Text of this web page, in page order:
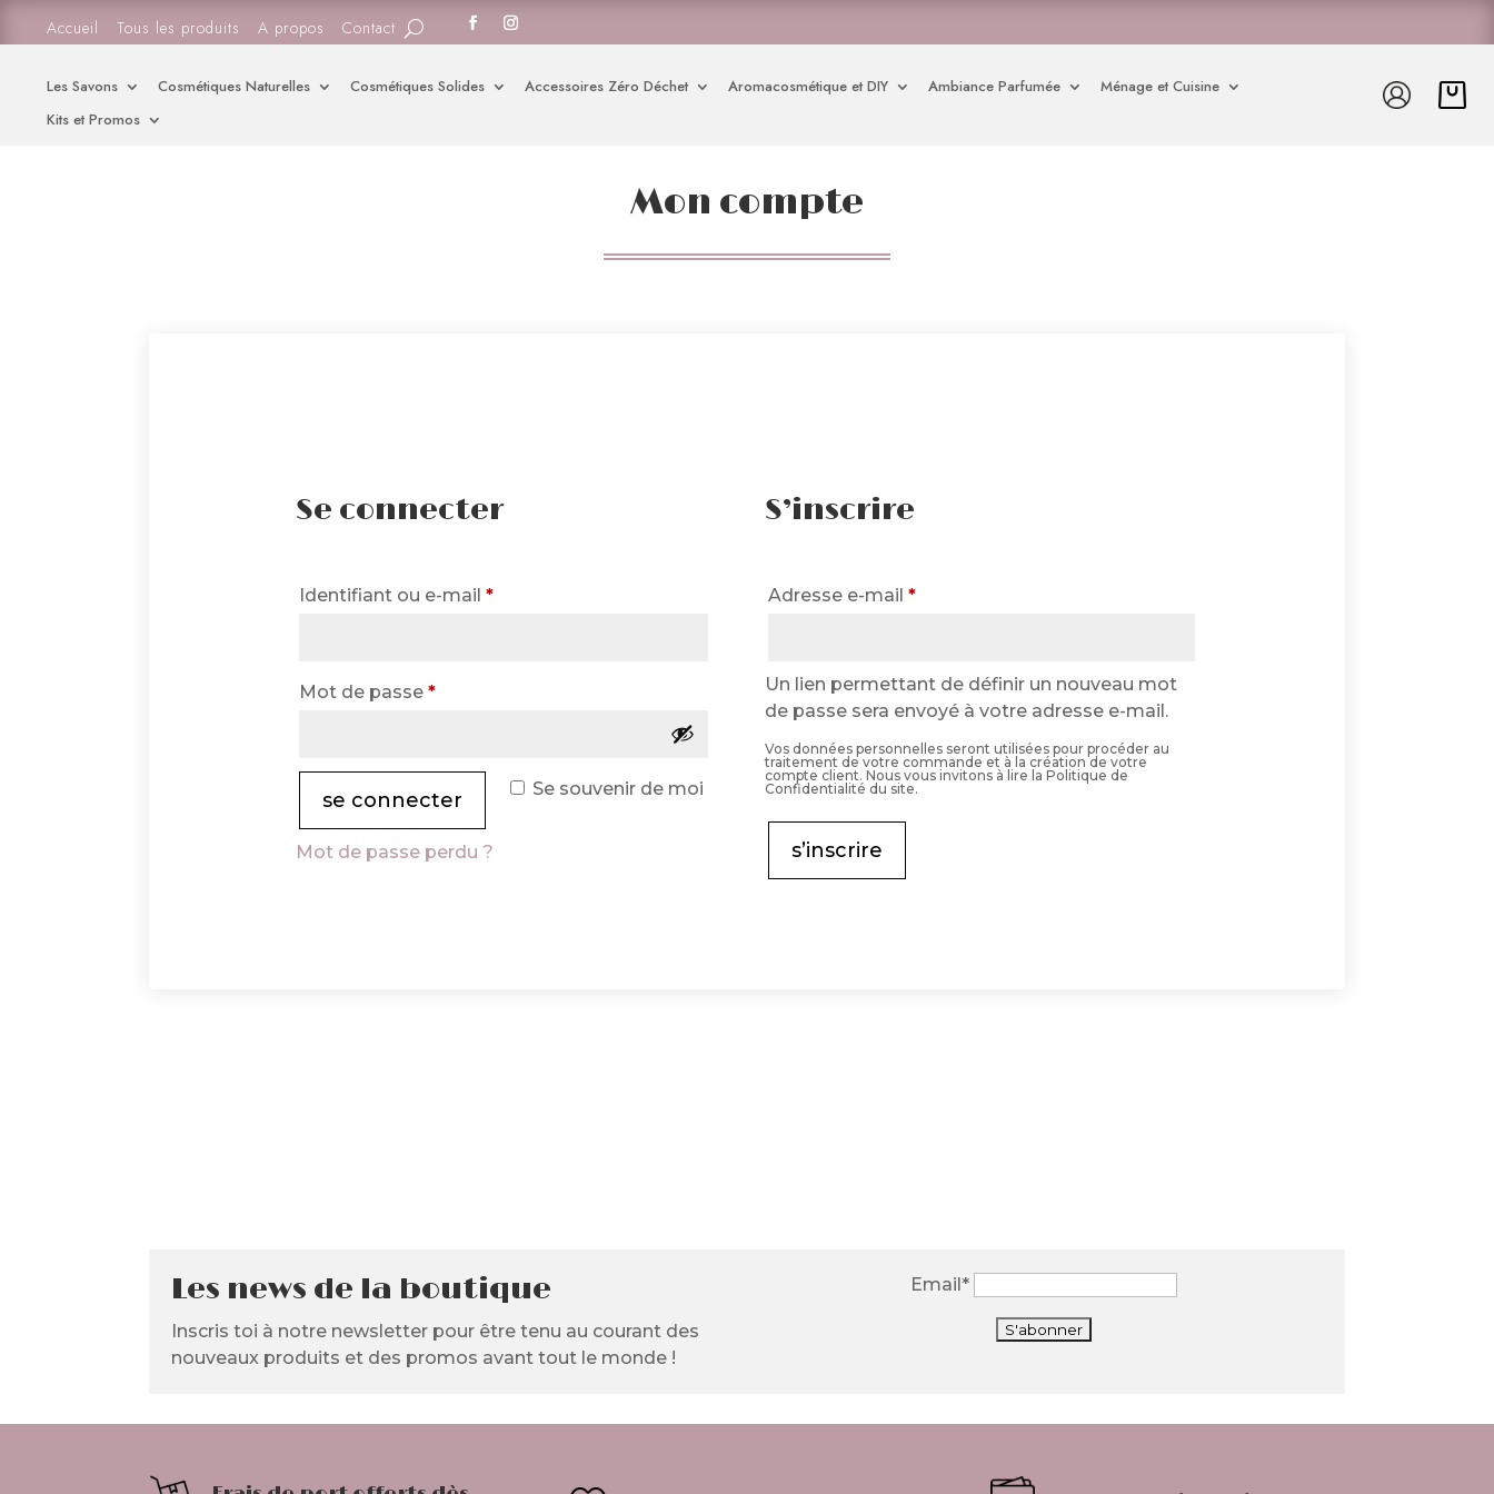
Accueil Tous les produits A propos Contact
Les Savons Cosmétiques Naturelles Cosmétiques Solides Accessoires Zéro Déchet Aromacosmétique et DIY Ambiance Parfumée
Ménage et Cuisine
Kits et Promos
Mon compte
Se connecter
Identifiant ou e-mail *Obligatoire
Mot de passe *Obligatoire
Se souvenir de moi
se connecter
Mot de passe perdu ?
S’inscrire
Adresse e-mail*Obligatoire
Un lien permettant de définir un nouveau mot
de passe sera envoyé à votre adresse e-mail.
Vos données personnelles seront utilisées pour procéder au
traitement de votre commande et à la création de votre
compte client. Nous vous invitons à lire la Politique de
Confidentialité du site.
s’inscrire
Les news de la boutique
Inscris toi à notre newsletter pour être tenu au courant des
nouveaux produits et des promos avant tout le monde !
Email*